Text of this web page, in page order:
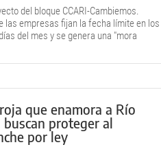
del bloque CCARI-Cambiemos.
las empresas fijan la fecha límite en los
del mes y se genera una "mora
que enamora a Río
buscan proteger al
por ley